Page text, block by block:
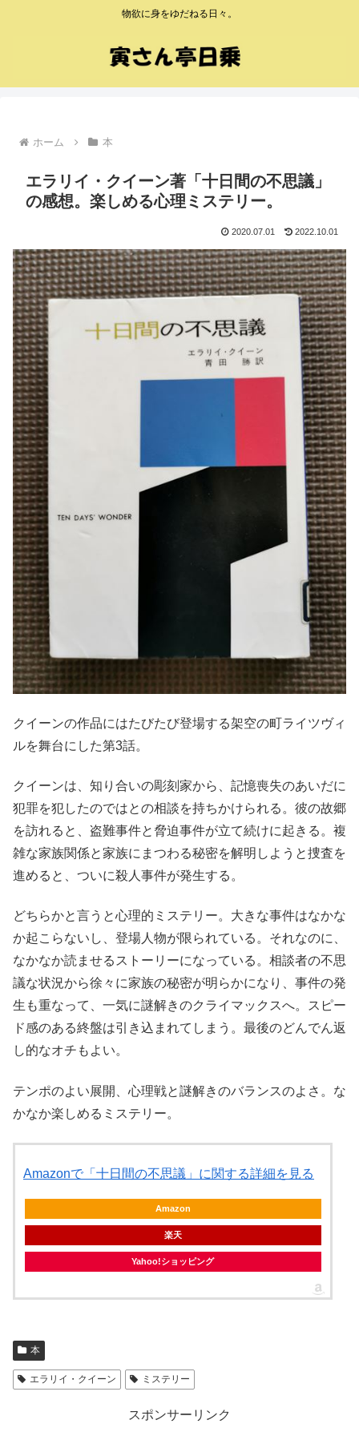
物欲に身をゆだねる日々。
ホーム 本
エラリイ・クイーン著「十日間の不思議」
の感想。楽しめる心理ミステリー。
2020.07.01 2022.10.01
クイーンの作品にはたびたび登場する架空の町ライツヴィ
ルを舞台にした第3話。
クイーンは、知り合いの彫刻家から、記憶喪失のあいだに
犯罪を犯したのではとの相談を持ちかけられる。彼の故郷
を訪れると、盗難事件と脅迫事件が立て続けに起きる。複
雑な家族関係と家族にまつわる秘密を解明しようと捜査を
進めると、ついに殺人事件が発生する。
どちらかと言うと心理的ミステリー。大きな事件はなかな
か起こらないし、登場人物が限られている。それなのに、
なかなか読ませるストーリーになっている。相談者の不思
議な状況から徐々に家族の秘密が明らかになり、事件の発
生も重なって、一気に謎解きのクライマックスへ。スピー
ド感のある終盤は引き込まれてしまう。最後のどんでん返
し的なオチもよい。
テンポのよい展開、心理戦と謎解きのバランスのよさ。な
かなか楽しめるミステリー。
Amazonで「十日間の不思議」に関する詳細を見る
Amazon
楽天
Yahoo!ショッピング
本
エラリイ・クイーン ミステリー
スポンサーリンク